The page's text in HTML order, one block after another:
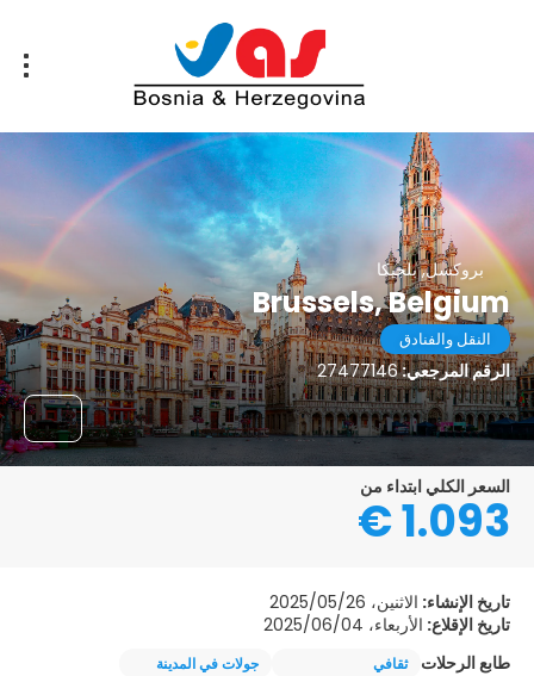
بروكسل, بلجيكا
Brussels, Belgium
النقل والفنادق
الرقم المرجعي:27477146
السعر الكلي ابتداء من
1.093 €
تاريخ الإنشاء: الاثنين، 2025/05/26
تاريخ الإقلاع: الأربعاء، 2025/06/04
طابع الرحلات
ثقافي جولات في المدينة